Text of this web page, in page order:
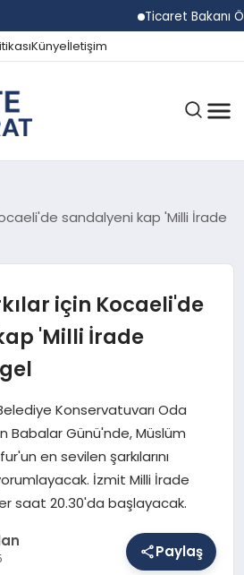
Ticaret Bakanı
Künyeİletişim
sandalyeni kap 'Milli İrade
için Kocaeli'de
'Milli İrade
Konservatuvarı Oda
Babalar Günü'nde, Müslüm
en sevilen şarkılarını
İzmit Milli İrade
saat 20.30'da başlayacak.
Paylaş